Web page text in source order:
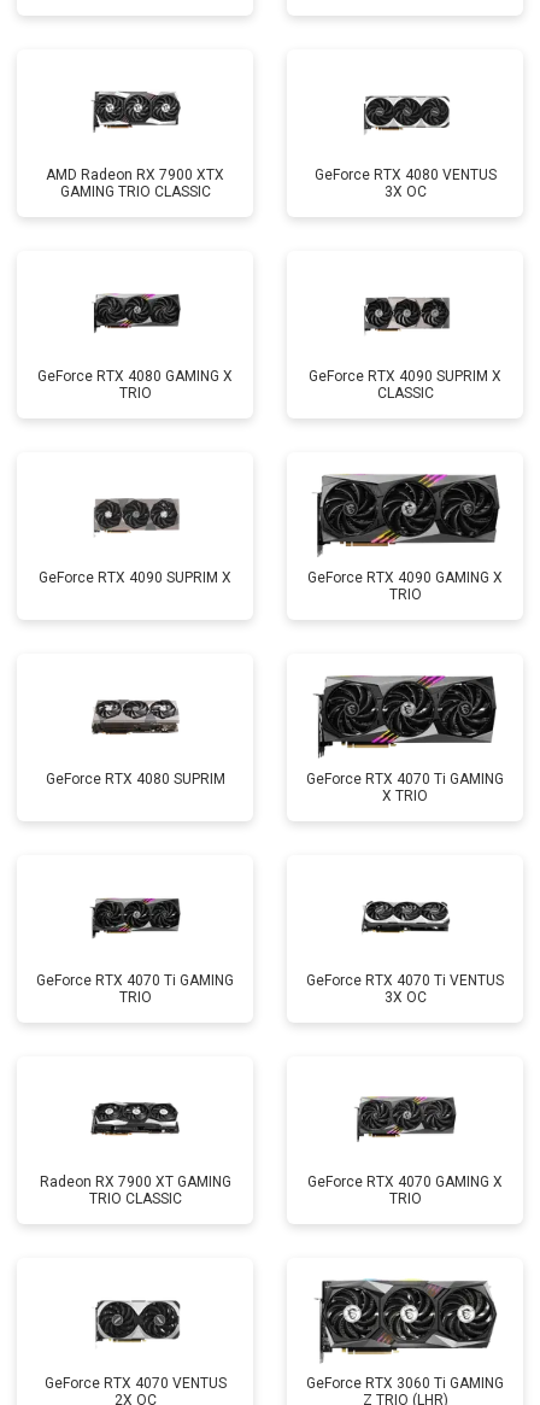
AMD Radeon RX 7900 XTX
GAMING TRIO CLASSIC
GeForce RTX 4080 VENTUS
3X OC
GeForce RTX 4080 GAMING X
TRIO
GeForce RTX 4090 SUPRIM X
CLASSIC
GeForce RTX 4090 SUPRIM X
GeForce RTX 4090 GAMING X
TRIO
GeForce RTX 4080 SUPRIM
GeForce RTX 4070 Ti GAMING
X TRIO
GeForce RTX 4070 Ti GAMING
TRIO
GeForce RTX 4070 Ti VENTUS
3X OC
Radeon RX 7900 XT GAMING
TRIO CLASSIC
GeForce RTX 4070 GAMING X
TRIO
GeForce RTX 4070 VENTUS
2X OC
GeForce RTX 3060 Ti GAMING
Z TRIO (LHR)